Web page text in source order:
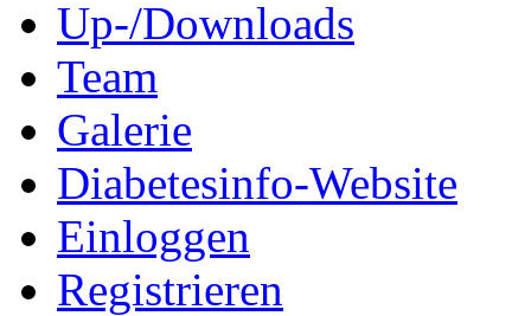
Up-/Downloads
Team
Galerie
Diabetesinfo-Website
Einloggen
Registrieren